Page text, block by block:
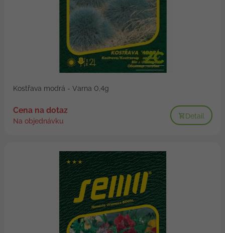
Kostřava modrá - Varna 0,4g
Cena na dotaz
Na objednávku
Detail